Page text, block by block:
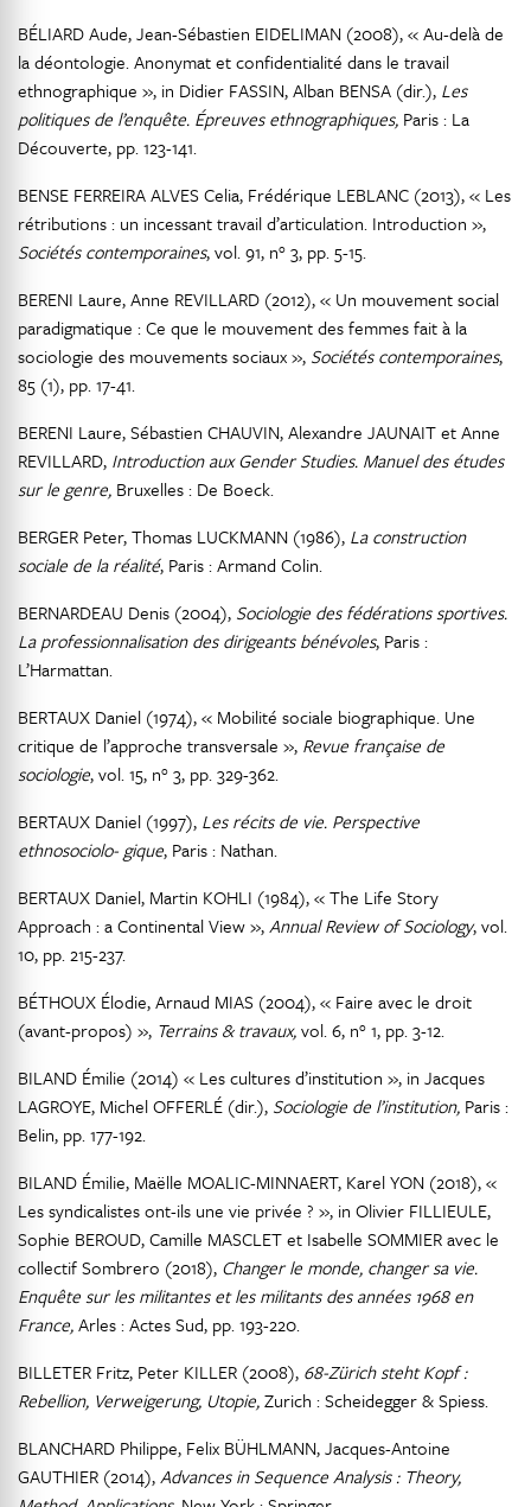
BÉLIARD Aude, Jean-Sébastien EIDELIMAN (2008), « Au-delà de
la déontologie. Anonymat et confidentialité dans le travail
ethnographique », in Didier FASSIN, Alban BENSA (dir.), Les
politiques de l’enquête. Épreuves ethnographiques, Paris : La
Découverte, pp. 123-141.
BENSE FERREIRA ALVES Celia, Frédérique LEBLANC (2013), « Les
rétributions : un incessant travail d’articulation. Introduction »,
Sociétés contemporaines, vol. 91, n° 3, pp. 5-15.
BERENI Laure, Anne REVILLARD (2012), « Un mouvement social
paradigmatique : Ce que le mouvement des femmes fait à la
sociologie des mouvements sociaux », Sociétés contemporaines,
85 (1), pp. 17-41.
BERENI Laure, Sébastien CHAUVIN, Alexandre JAUNAIT et Anne
REVILLARD, Introduction aux Gender Studies. Manuel des études
sur le genre, Bruxelles : De Boeck.
BERGER Peter, Thomas LUCKMANN (1986), La construction
sociale de la réalité, Paris : Armand Colin.
BERNARDEAU Denis (2004), Sociologie des fédérations sportives.
La professionnalisation des dirigeants bénévoles, Paris :
L’Harmattan.
BERTAUX Daniel (1974), « Mobilité sociale biographique. Une
critique de l’approche transversale », Revue française de
sociologie, vol. 15, n° 3, pp. 329-362.
BERTAUX Daniel (1997), Les récits de vie. Perspective
ethnosociolo- gique, Paris : Nathan.
BERTAUX Daniel, Martin KOHLI (1984), « The Life Story
Approach : a Continental View »,Annual Review of Sociology, vol.
10, pp. 215-237.
BÉTHOUX Élodie, Arnaud MIAS (2004), « Faire avec le droit
(avant-propos) », Terrains & travaux,vol. 6, n° 1, pp. 3-12.
BILAND Émilie (2014) « Les cultures d’institution », in Jacques
LAGROYE, Michel OFFERLÉ (dir.), Sociologie de l’institution, Paris :
Belin, pp. 177-192.
BILAND Émilie, Maëlle MOALIC-MINNAERT, Karel YON (2018), «
Les syndicalistes ont-ils une vie privée ? », in Olivier FILLIEULE,
Sophie BEROUD, Camille MASCLET et Isabelle SOMMIER avec le
collectif Sombrero (2018), Changer le monde, changer sa vie.
Enquête sur les militantes et les militants des années 1968 en
France,Arles : Actes Sud, pp. 193-220.
BILLETER Fritz, Peter KILLER (2008), 68-Zürich steht Kopf :
Rebellion, Verweigerung, Utopie,Zurich : Scheidegger & Spiess.
BLANCHARD Philippe, Felix BÜHLMANN, Jacques-Antoine
GAUTHIER (2014),Advances in Sequence Analysis : Theory,